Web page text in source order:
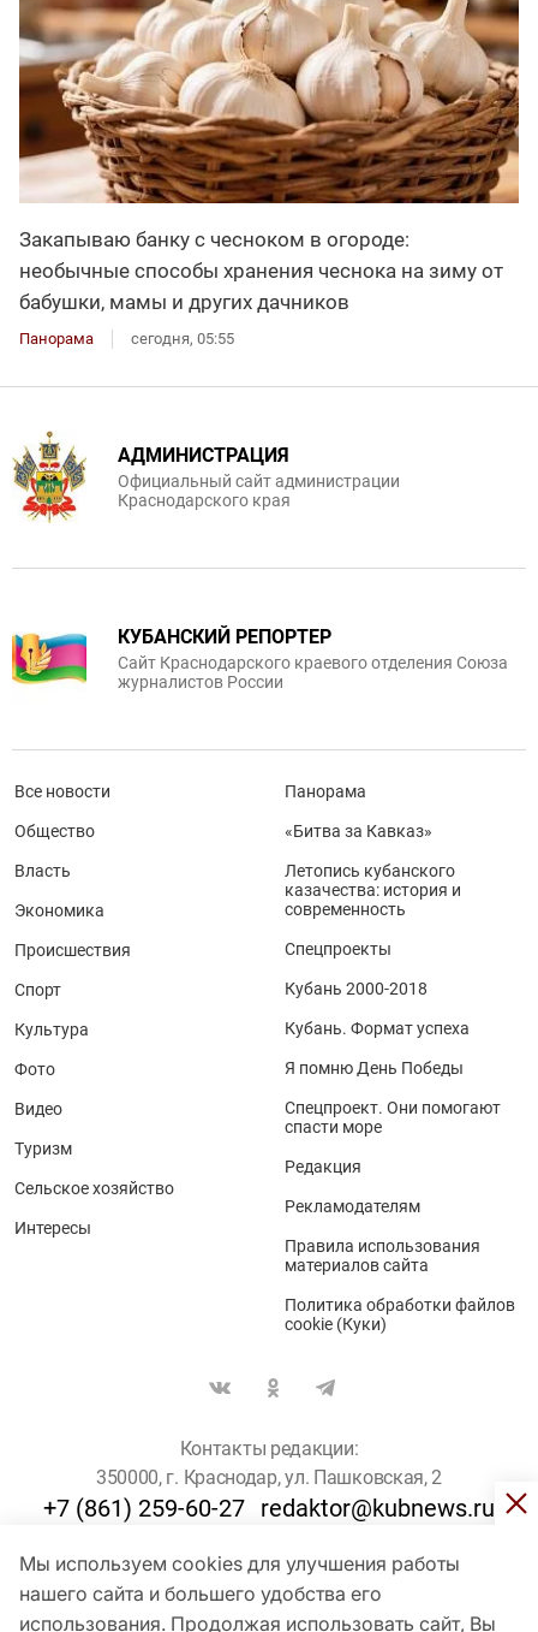
Закапываю банку с чесноком в огороде:
необычные способы хранения чеснока на зиму от
бабушки, мамы и других дачников
Панорама сегодня, 05:55
Мы используем cookies для улучшения работы
нашего сайта и большего удобства его
использования. Продолжая использовать сайт, Вы
АДМИНИСТРАЦИЯ
Официальный сайт администрации
Краснодарского края
КУБАНСКИЙ РЕПОРТЕР
Сайт Краснодарского краевого отделения Союза
журналистов России
Все новости
Общество
Власть
Экономика
Происшествия
Спорт
Культура
Фото
Видео
Туризм
Сельское хозяйство
Интересы
Панорама
«Битва за Кавказ»
Летопись кубанского
казачества: история и
современность
Спецпроекты
Кубань 2000-2018
Кубань. Формат успеха
Я помню День Победы
Спецпроект. Они помогают
спасти море
Редакция
Рекламодателям
Правила использования
материалов сайта
Политика обработки файлов
cookie (Куки)
Контакты редакции:
350000, г. Краснодар, ул. Пашковская, 2
+7 (861) 259-60-27 redaktor@kubnews.ru
Для пользователей старше 16 лет
© Кубанские Новости, 2017